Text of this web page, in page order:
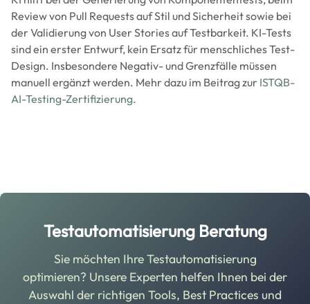
Review von Pull Requests auf Stil und Sicherheit sowie bei
der Validierung von User Stories auf Testbarkeit. KI-Tests
sind ein erster Entwurf, kein Ersatz für menschliches Test-
Design. Insbesondere Negativ- und Grenzfälle müssen
manuell ergänzt werden. Mehr dazu im Beitrag zur ISTQB-
AI-Testing-Zertifizierung.
Testautomatisierung Beratung
Sie möchten Ihre Testautomatisierung
optimieren? Unsere Experten helfen Ihnen bei der
Auswahl der richtigen Tools, Best Practices und